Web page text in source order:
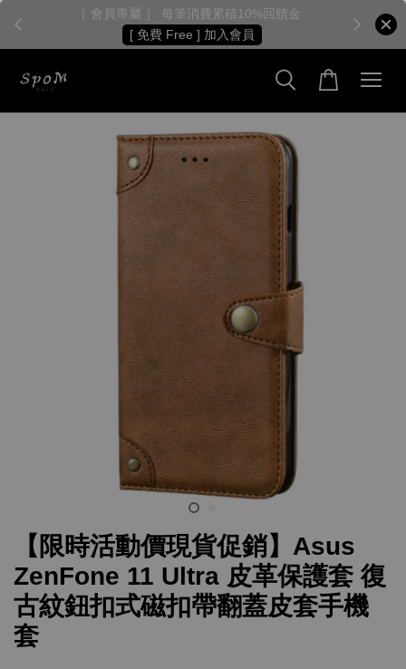
［ 會員專屬 ］ 每筆消費累積10%回饋金
[ 免費 Free ] 加入會員
【限時活動價現貨促銷】Asus
ZenFone 11 Ultra 皮革保護套 復
古紋鈕扣式磁扣帶翻蓋皮套手機
套